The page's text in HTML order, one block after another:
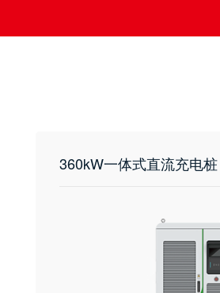
360kW一体式直流充电桩